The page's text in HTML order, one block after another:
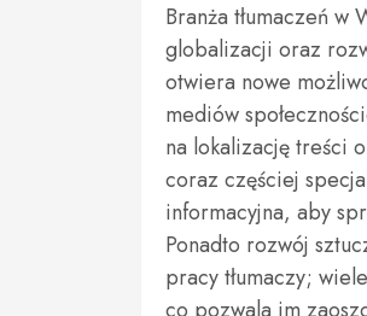
Branża tłumaczeń
globalizacji oraz
otwiera nowe
mediów
na lokalizację treści
coraz częściej
informacyjna, aby
Ponadto rozwój
pracy tłumaczy;